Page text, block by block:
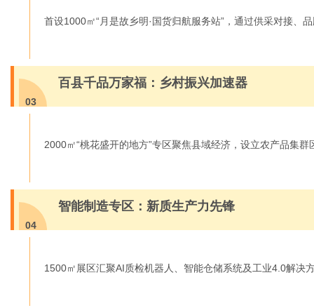
首设1000㎡“月是故乡明·国货归航服务站”，通过供采对接
03
百县千品万家福：乡村振兴加速器
2000㎡“桃花盛开的地方”专区聚焦县域经济，设立农产品集
04
智能制造专区：新质生产力先锋
1500㎡展区汇聚AI质检机器人、智能仓储系统及工业4.0解决